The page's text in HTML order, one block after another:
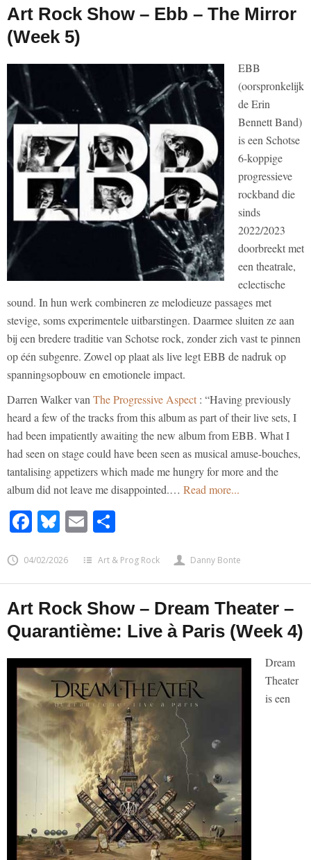
Art Rock Show – Ebb – The Mirror
(Week 5)
EBB
(oorspronkelijk
de Erin
Bennett Band)
is een Schotse
6-koppige
progressieve
rockband die
sinds
2022/2023
doorbreekt met
een theatrale,
eclectische
sound. In hun werk combineren ze melodieuze passages met
stevige, soms experimentele uitbarstingen. Daarmee sluiten ze aan
bij een bredere traditie van Schotse rock, zonder zich vast te pinnen
op één subgenre. Zowel op plaat als live legt EBB de nadruk op
spanningsopbouw en emotionele impact.
Darren Walker vanThe Progressive Aspect : “Having previously
heard a few of the tracks from this album as part of their live sets, I
had been impatiently awaiting the new album from EBB. What I
had seen on stage could have been seen as musical amuse-bouches,
tantalising appetizers which made me hungry for more and the
album did not leave me disappointed.… Read more...
Facebook
Bluesky
Email
04/02/2026 Art & Prog Rock Danny Bonte
Art Rock Show – Dream Theater –
Quarantième: Live à Paris (Week 4)
Dream
Theater
is een